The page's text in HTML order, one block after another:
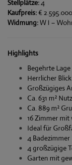
Stellplätze:4
Kaufpreis:€
Widmung:W I –
Highlights
Begehrte
Herrlicher
Großzügiges
Ca. 631 m²
Ca. 889 m²
16 Zimmer
Ideal für
4 Badezimmer
4 großzügige
Garten mit